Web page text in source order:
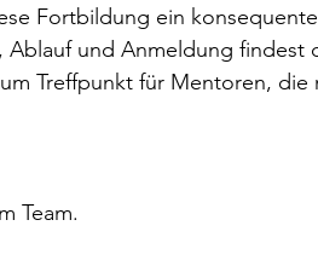
Fortbildung ein
Ablauf und Anmeldung findest
Treffpunkt für Mentoren, die
Team.